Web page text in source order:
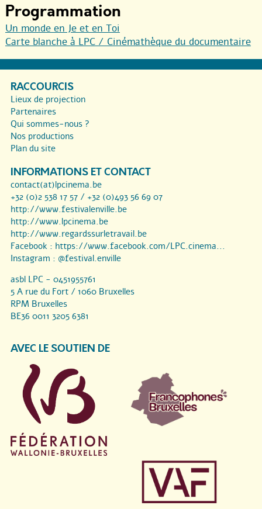
Programmation
Un monde en Je et en Toi
Carte blanche à LPC / Cinémathèque du documentaire
RACCOURCIS
Lieux de projection
Partenaires
Qui sommes-nous ?
Nos productions
Plan du site
INFORMATIONS ET CONTACT
contact(at)lpcinema.be
+32 (0)2 538 17 57 / +32 (0)493 56 69 07
http://www.festivalenville.be
http://www.lpcinema.be
http://www.regardssurletravail.be
Facebook : https://www.facebook.com/LPC.cinema...
Instagram : @festival.enville
asbl LPC - 0451955761
5 A rue du Fort / 1060 Bruxelles
RPM Bruxelles
BE36 0011 3205 6381
AVEC LE SOUTIEN DE